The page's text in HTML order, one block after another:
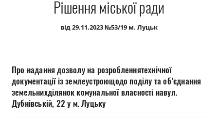
Публічна інформація
Документи
Рішення міської ради
від 29.11.2023 №53/19 м. Луцьк
Про надання дозволу на розробленнятехнічної
документації із землеустроющодо поділу та об’єднання
земельнихділянок комунальної власності навул.
Дубнівській, 22 у м. Луцьку